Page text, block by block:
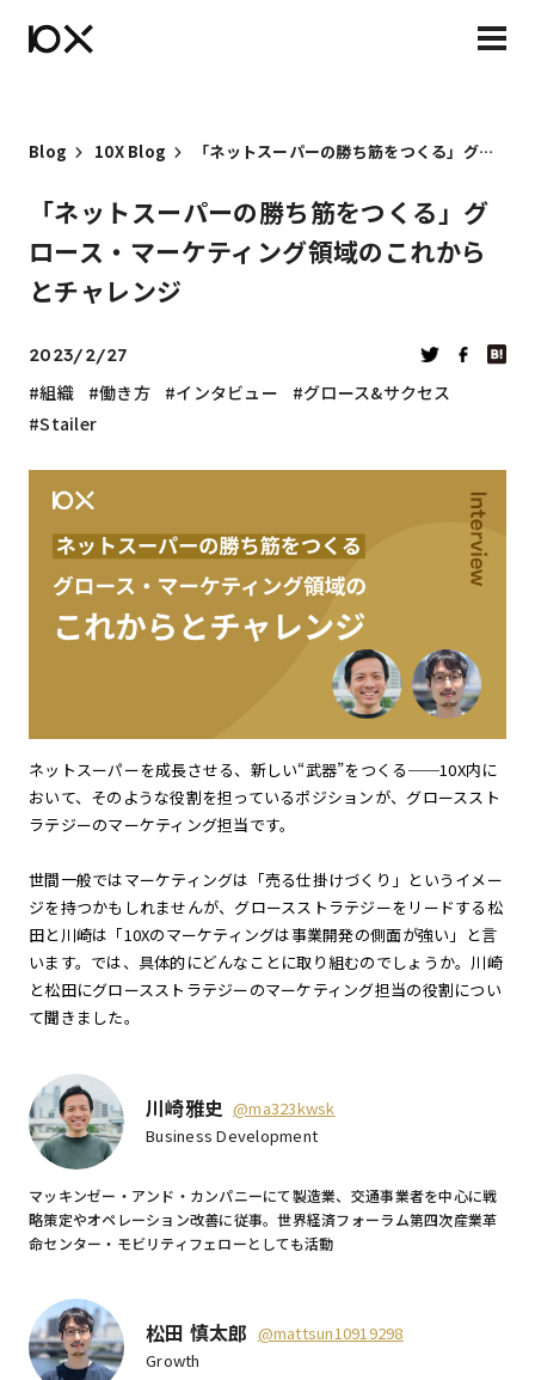
Blog 10X Blog 「ネットスーパーの勝ち筋をつくる」グロース・マーケティング領域のこれからとチャレンジ
「ネットスーパーの勝ち筋をつくる」グ
ロース・マーケティング領域のこれから
とチャレンジ
2023/2/27
組織 働き方 インタビュー
グロース&サクセス
Stailer
ネットスーパーを成長させる、新しい“武器”をつくる──10X内に
おいて、そのような役割を担っているポジションが、グローススト
ラテジーのマーケティング担当です。
世間一般ではマーケティングは「売る仕掛けづくり」というイメー
ジを持つかもしれませんが、グロースストラテジーをリードする松
田と川崎は「10Xのマーケティングは事業開発の側面が強い」と言
います。では、具体的にどんなことに取り組むのでしょうか。川崎
と松田にグロースストラテジーのマーケティング担当の役割につい
て聞きました。
川崎雅史 @ma323kwsk
Business Development
マッキンゼー・アンド・カンパニーにて製造業、交通事業者を中心に戦
略策定やオペレーション改善に従事。世界経済フォーラム第四次産業革
命センター・モビリティフェローとしても活動
松田 慎太郎 @mattsun10919298
Growth